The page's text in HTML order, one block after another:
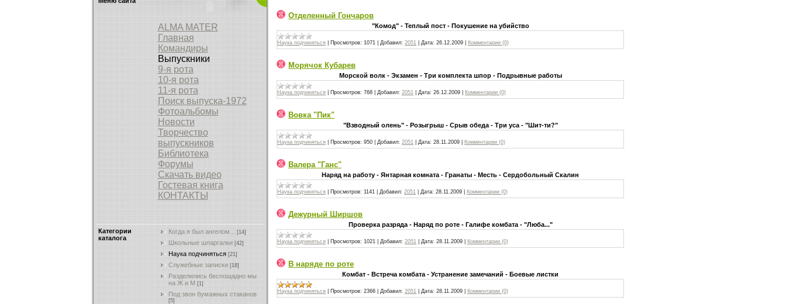
ALMA MATER
Главная
Командиры
Выпускники
9-я рота
10-я рота
11-я рота
Поиск выпуска-1972
Фотоальбомы
Новости
Творчество
выпускников
Библиотека
Форумы
Скачать видео
Гостевая книга
КОНТАКТЫ
Категории
каталога
Когда я был ангелом... [14]
Школьные шпаргалки [42]
Наука подчиняться [21]
Служебные записки [18]
Разделились беспощадно мы
на Ж и М [1]
Под звон бумажных стаканов
[5]
Отделенный Гончаров
"Комод" - Теплый пост - Покушение на убийство
Наука подчиняться Просмотров: 1071 Добавил: 2051 Дата: 26.12.2009 Комментарии (0)
Морячок Кубарев
Морской волк - Экзамен - Три комплекта шпор - Подрывные работы
Наука подчиняться Просмотров: 768 Добавил: 2051 Дата: 26.12.2009 Комментарии (0)
Вовка "Пик"
"Взводный олень" - Розыгрыш - Срыв обеда - Три уса - "Шит-ти?"
Наука подчиняться Просмотров: 950 Добавил: 2051 Дата: 28.11.2009 Комментарии (0)
Валера "Ганс"
Наряд на работу - Янтарная комната - Гранаты - Месть - Сердобольный Скалин
Наука подчиняться Просмотров: 1141 Добавил: 2051 Дата: 28.11.2009 Комментарии (0)
Дежурный Ширшов
Проверка разряда - Наряд по роте - Галифе комбата - "Люба..."
Наука подчиняться Просмотров: 1021 Добавил: 2051 Дата: 28.11.2009 Комментарии (0)
В наряде по роте
Комбат - Встреча комбата - Устранение замечаний - Боевые листки
Наука подчиняться Просмотров: 2366 Добавил: 2051 Дата: 28.11.2009 Комментарии (0)